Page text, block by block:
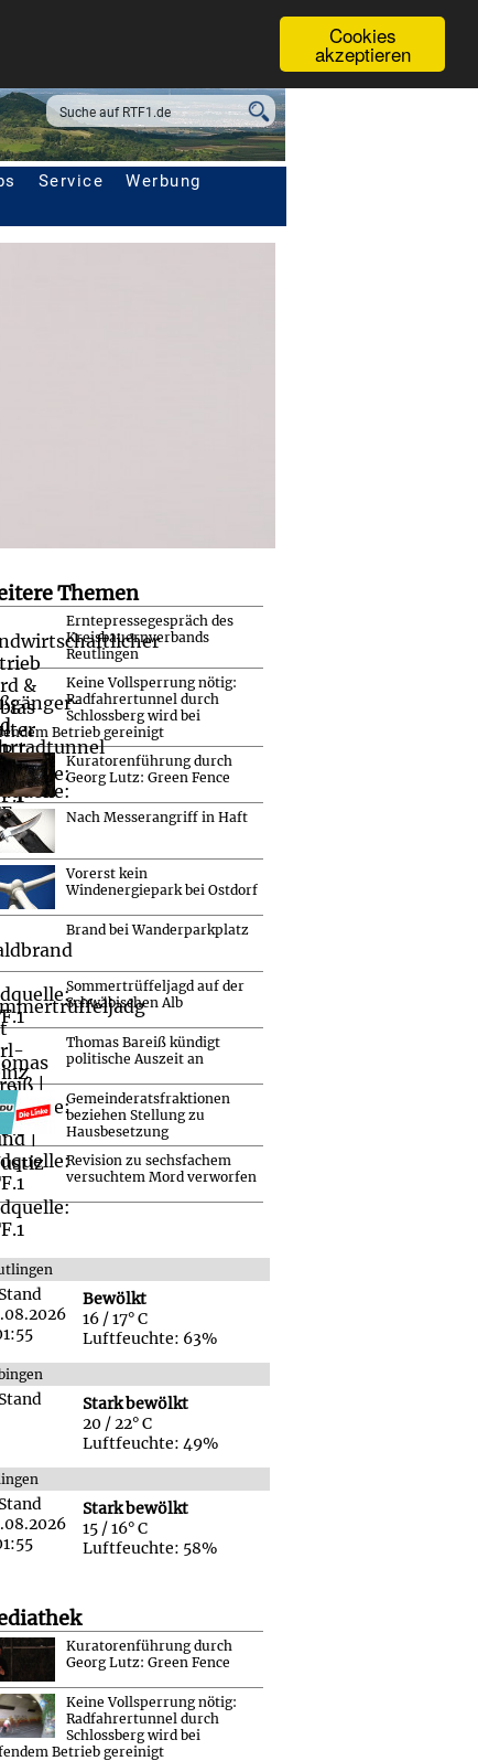
Cookies
akzeptieren
Service
Werbung
Themen
Erntepressegespräch des
Kreisbauernverbands
Reutlingen
Keine Vollsperrung nötig:
Radfahrertunnel durch
Schlossberg wird bei
Betrieb gereinigt
Kuratorenführung durch
Georg Lutz: Green Fence
Nach Messerangriff in Haft
Vorerst kein
Windenergiepark bei Ostdorf
Brand bei Wanderparkplatz
Sommertrüffeljagd auf der
Schwäbischen Alb
Thomas Bareiß kündigt
politische Auszeit an
Gemeinderatsfraktionen
beziehen Stellung zu
Hausbesetzung
Revision zu sechsfachem
versuchtem Mord verworfen
Bewölkt
16 / 17° C
Luftfeuchte: 63%
Stark bewölkt
20 / 22° C
Luftfeuchte: 49%
Stark bewölkt
15 / 16° C
Luftfeuchte: 58%
Kuratorenführung durch
Georg Lutz: Green Fence
Keine Vollsperrung nötig:
Radfahrertunnel durch
Schlossberg wird bei
Betrieb gereinigt